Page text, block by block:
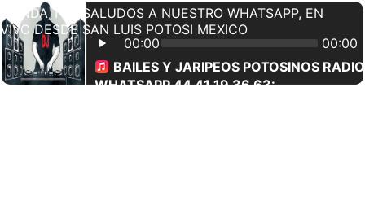
MANDA TUS SALUDOS A NUESTRO WHATSAPP, EN
VIVO DESDE SAN LUIS POTOSI MEXICO
BAILES Y JARIPEOS POTOSINOS
WHATSAPP 44 41 19 36 63:
00:00 00:00